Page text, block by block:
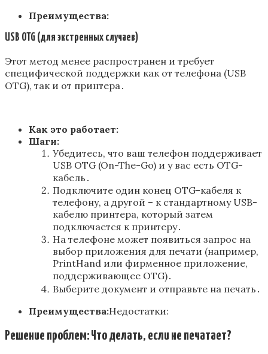
Преимущества:
USB OTG (для экстренных случаев)
Этот метод менее распространен и требует
специфической поддержки как от телефона (USB
OTG), так и от принтера․
Как это работает:
Шаги:
Убедитесь, что ваш телефон поддерживает
USB OTG (On-The-Go) и у вас есть OTG-
кабель․
Подключите один конец OTG-кабеля к
телефону, а другой – к стандартному USB-
кабелю принтера, который затем
подключается к принтеру․
На телефоне может появиться запрос на
выбор приложения для печати (например,
PrintHand или фирменное приложение,
поддерживающее OTG)․
Выберите документ и отправьте на печать․
Преимущества:Недостатки:
Решение проблем: Что делать, если не печатает?